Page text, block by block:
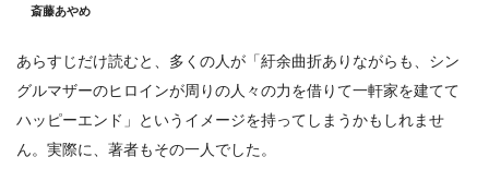
斎藤あやめ
あらすじだけ読むと、多くの人が「紆余曲折ありながらも、シン
グルマザーのヒロインが周りの人々の力を借りて一軒家を建てて
ハッピーエンド」というイメージを持ってしまうかもしれませ
ん。実際に、著者もその一人でした。